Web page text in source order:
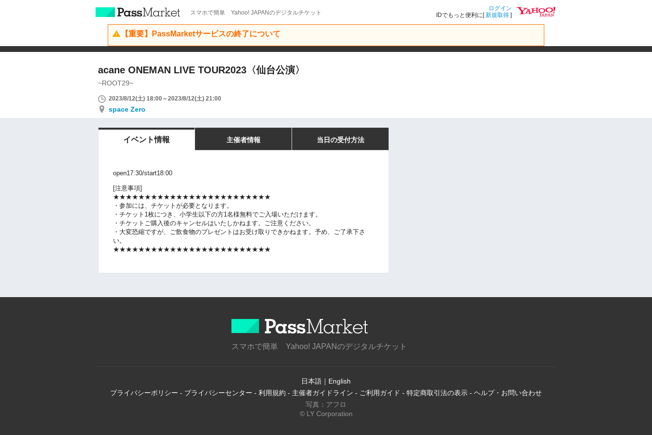
スマホで簡単 Yahoo! JAPANのデジタルチケット
ログイン
IDでもっと便利に[新規取得 ]
【重要】PassMarketサービスの終了について
acane ONEMAN LIVE TOUR2023〈仙台公演〉
~ROOT29~
2023/8/12(土) 18:00～2023/8/12(土) 21:00
space Zero
イベント情報 主催者情報 当日の受付方法
open17:30/start18:00
[注意事項]
★★★★★★★★★★★★★★★★★★★★★★★★★
・参加には、チケットが必要となります。
・チケット1枚につき、小学生以下の方1名様無料でご入場いただけます。
・チケットご購入後のキャンセルはいたしかねます。ご注意ください。
・大変恐縮ですが、ご飲食物のプレゼントはお受け取りできかねます。予め、ご了承下さ
い。
★★★★★★★★★★★★★★★★★★★★★★★★★
スマホで簡単 Yahoo! JAPANのデジタルチケット
日本語 ｜ English
プライバシーポリシー - プライバシーセンター - 利用規約 - 主催者ガイドライン - ご利用ガイド - 特定商取引法の表示 - ヘルプ・お問い合わせ
写真：アフロ
© LY Corporation